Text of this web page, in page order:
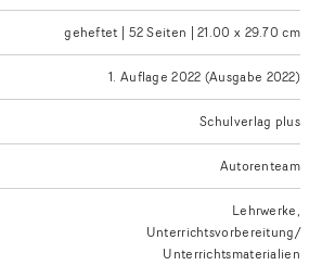
geheftet | 52 Seiten | 21.00 x 29.70 cm
1. Auflage 2022 (Ausgabe 2022)
Schulverlag plus
Autorenteam
Lehrwerke
Unterrichtsvorbereitung/
Unterrichtsmaterialien